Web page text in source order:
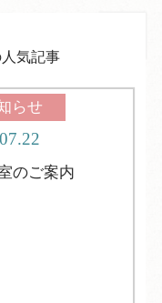
気記事
らせ
のご案内